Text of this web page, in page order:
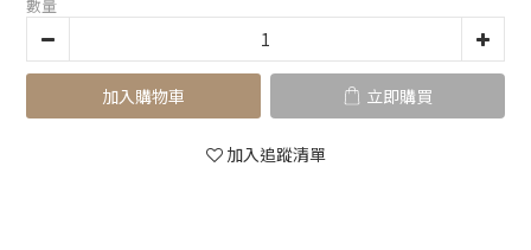
數量
加入購物車 立即購買
加入追蹤清單